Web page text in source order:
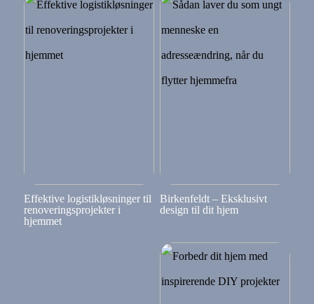
Effektive logistikløsninger til
renoveringsprojekter i
hjemmet
Birkenfeldt – Eksklusivt
design til dit hjem